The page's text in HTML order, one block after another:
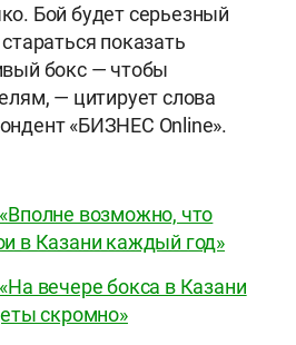
Бой будет серьезный
показать
бокс — чтобы
— цитирует слова
«БИЗНЕС Online».
возможно, что
в Казани каждый год»
вечере бокса в Казани
скромно»